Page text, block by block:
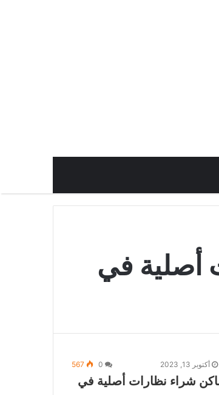
أصلية في
أكتوبر 13, 2023 567
4 أماكن شراء نظارات أصلية في